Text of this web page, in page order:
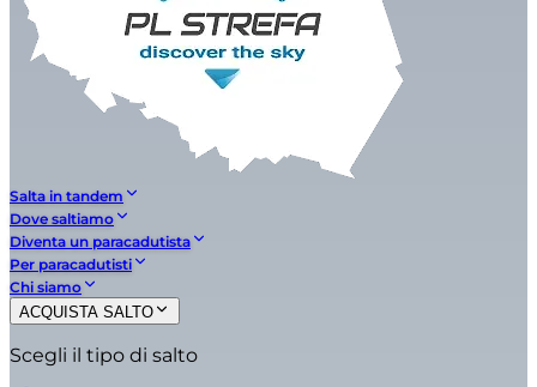
Salta in tandem
Dove saltiamo
Diventa un paracadutista
Per paracadutisti
Chi siamo
ACQUISTA SALTO
Scegli il tipo di salto